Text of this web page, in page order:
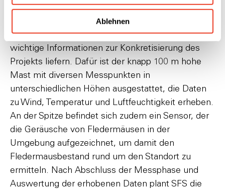
Ablehnen
Der Windmessmast wurde am 27. Juli 2022 auf
dem Firmengelände in Heerbrugg aufgestellt und
wird während einer einjährigen Messkampagne
wichtige Informationen zur Konkretisierung des
Projekts liefern. Dafür ist der knapp 100 m hohe
Mast mit diversen Messpunkten in
unterschiedlichen Höhen ausgestattet, die Daten
zu Wind, Temperatur und Luftfeuchtigkeit erheben.
An der Spitze befindet sich zudem ein Sensor, der
die Geräusche von Fledermäusen in der
Umgebung aufgezeichnet, um damit den
Fledermausbestand rund um den Standort zu
ermitteln. Nach Abschluss der Messphase und
Auswertung der erhobenen Daten plant SFS die